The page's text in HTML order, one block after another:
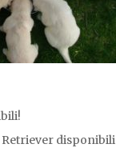
disponibili